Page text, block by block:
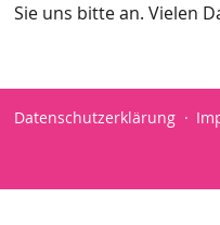
Sie uns bitte an. Vielen
Datenschutzerklärung